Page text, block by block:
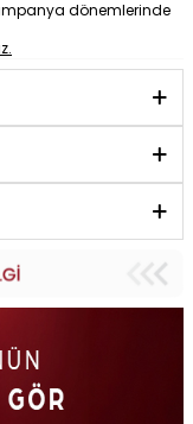
dönemlerinde